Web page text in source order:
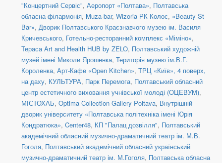
"Концертний Сервіс", Аеропорт «Полтава», Полтавська
обласна філармонія, Muza-bar, Wizoria РК Колос, «Beauty St
Bar», Дворик Полтавського Краєзнавчого музею ім. Василя
Кричевського, Готельно-ресторанний комплекс «Міміно»,
Тераса Art and Health HUB by ZELO, Полтавський художній
музей імені Миколи Ярошенка, Територія музею ім.В.Г.
Короленка, Арт-Кафе «Open Kitchen», ТРЦ «Київ», 4 поверх,
на даху, КУЛЬТУРА, Парк Перемога, Полтавський обласний
центр естетичного виховання учнівської молоді (ОЦЕВУМ),
МІСТОХАБ, Optima Collection Gallery Poltava, Внутрішній
дворик університету «Полтавська політехніка імені Юрія
Кондратюка», Center48, КП "Палац дозвілля", Полтавський
академічний обласний музично-драматичний театр ім. М.В.
Гоголя, Полтавський академічний обласний український
музично-драматичний театр ім. М.Гоголя, Полтавська обласна